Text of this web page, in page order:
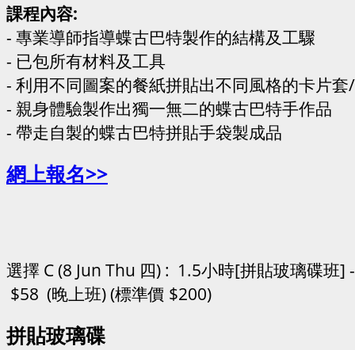
課程內容:
- 專業導師指導蝶古巴特製作的結構及工驟
- 已包所有材料及工具
- 利用不同圖案的餐紙拼貼出不同風格的卡片
- 親身體驗製作出獨一無二的蝶古巴特手作品
- 帶走自製的蝶古巴特拼貼手袋製成品
網上報名>>
選擇 C (8 Jun Thu 四) : 1.5小時[拼貼玻璃碟班
$58 (晚上班) (標準價 $200)
拼貼玻璃碟